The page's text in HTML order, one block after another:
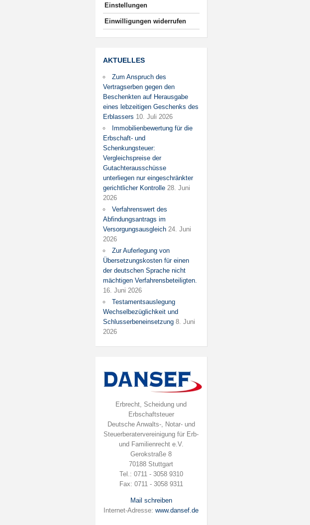
Einstellungen
Einwilligungen widerrufen
AKTUELLES
Zum Anspruch des
Vertragserben gegen den
Beschenkten auf Herausgabe
eines lebzeitigen Geschenks des
Erblassers 10. Juli 2026
Immobilienbewertung für die
Erbschaft- und
Schenkungsteuer:
Vergleichspreise der
Gutachterausschüsse
unterliegen nur eingeschränkter
gerichtlicher Kontrolle 28. Juni
2026
Verfahrenswert des
Abfindungsantrags im
Versorgungsausgleich 24. Juni
2026
Zur Auferlegung von
Übersetzungskosten für einen
der deutschen Sprache nicht
mächtigen Verfahrensbeteiligten.
16. Juni 2026
Testamentsauslegung
Wechselbezüglichkeit und
Schlusserbeneinsetzung 8. Juni
2026
Erbrecht, Scheidung und
Erbschaftsteuer
Deutsche Anwalts-, Notar- und
Steuerberatervereinigung für Erb-
und Familienrecht e.V.
Gerokstraße 8
70188 Stuttgart
Tel.: 0711 - 3058 9310
Fax: 0711 - 3058 9311
Mail schreiben
Internet-Adresse:www.dansef.de